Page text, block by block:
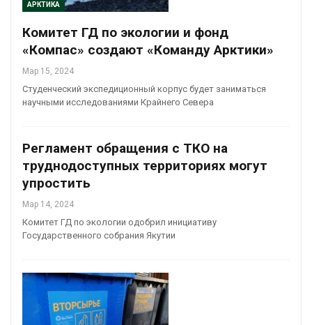
АРКТИКА
Комитет ГД по экологии и фонд
«Компас» создают «Команду Арктики»
Мар 15, 2024
Студенческий экспедиционный корпус будет заниматься
научными исследованиями Крайнего Севера
Регламент обращения с ТКО на
труднодоступных территориях могут
упростить
Мар 14, 2024
Комитет ГД по экологии одобрил инициативу
Государственного собрания Якутии